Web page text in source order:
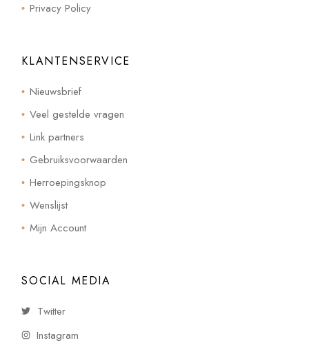
Privacy Policy
KLANTENSERVICE
Nieuwsbrief
Veel gestelde vragen
Link partners
Gebruiksvoorwaarden
Herroepingsknop
Wenslijst
Mijn Account
SOCIAL MEDIA
Twitter
Instagram